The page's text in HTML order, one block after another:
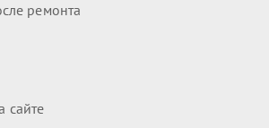
ремонта
сайте